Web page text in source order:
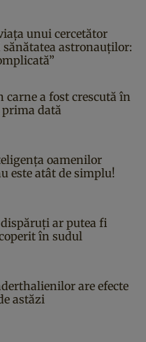
unui cercetător
sănătatea astronauților:
carne a fost crescută în
dată
oamenilor
este atât de simplu!
ar putea fi
în sudul
are efecte
astăzi